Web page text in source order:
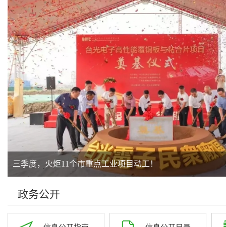
习近平经济思想指引中国经济高
总书记的人民情怀 | “让内需成
三季度，火炬11个市重点工业项目动工！
时时注意安全，处处预防事故
政务公开